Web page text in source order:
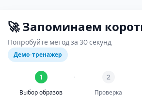
🚀 Запоминаем
Попробуйте метод за 30 секунд
Демо-тренажер
1
Выбор образов
2
Проверка